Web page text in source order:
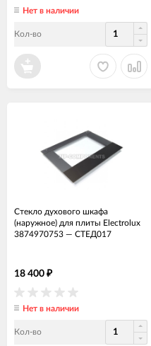
Нет в наличии
Кол-во
Стекло духового шкафа
(наружное) для плиты Electrolux
3874970753 — СТЕД017
18 400 ₽
Нет в наличии
Кол-во